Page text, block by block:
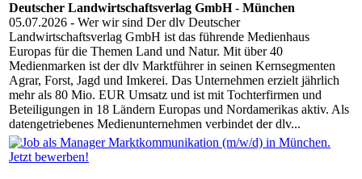
Deutscher Landwirtschaftsverlag GmbH- München
05.07.2026 - Wer wir sind Der dlv Deutscher
Landwirtschaftsverlag GmbH ist das führende Medienhaus
Europas für die Themen Land und Natur. Mit über 40
Medienmarken ist der dlv Marktführer in seinen Kernsegmenten
Agrar, Forst, Jagd und Imkerei. Das Unternehmen erzielt jährlich
mehr als 80 Mio. EUR Umsatz und ist mit Tochterfirmen und
Beteiligungen in 18 Ländern Europas und Nordamerikas aktiv. Als
datengetriebenes Medienunternehmen verbindet der dlv...